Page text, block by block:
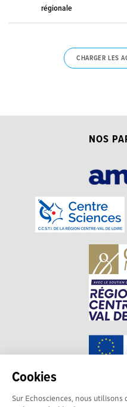
Cookies
Sur Echosciences, nous
régionale
CHARGER LES
NOS